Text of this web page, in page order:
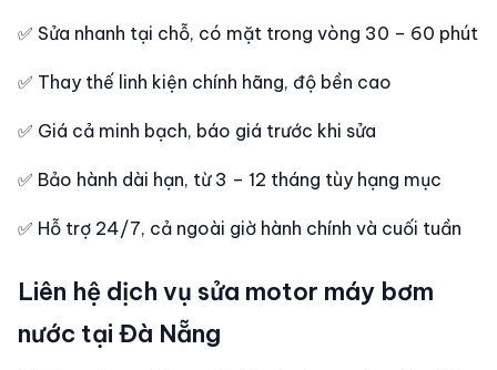
✅ Sửa nhanh tại chỗ, có mặt trong vòng 30 – 60 phút
✅ Thay thế linh kiện chính hãng, độ bền cao
✅ Giá cả minh bạch, báo giá trước khi sửa
✅ Bảo hành dài hạn, từ 3 – 12 tháng tùy hạng mục
✅ Hỗ trợ 24/7, cả ngoài giờ hành chính và cuối tuần
Liên hệ dịch vụ sửa motor máy bơm
nước tại Đà Nẵng